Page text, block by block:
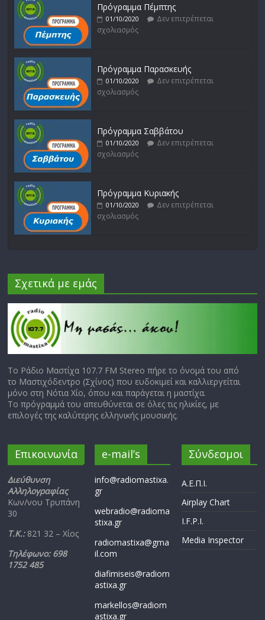
Πρόγραμμα Πέμπτης
01/10/2020
Δεν επιτρέπεται
σχολιασμός
Πρόγραμμα Παρασκευής
01/10/2020
Δεν επιτρέπεται
σχολιασμός
Πρόγραμμα Σαββάτου
01/10/2020
Δεν επιτρέπεται
σχολιασμός
Πρόγραμμα Κυριακής
01/10/2020
Δεν επιτρέπεται
σχολιασμός
Σχετικά με εμάς
Το Ράδιο Μαστίχα 107.7 FM Stereo πήρε το όνομά του από
το Μαστιχόδεντρο (Σχίνος) που ευδοκιμεί και καλλιεργείται
μόνο στη Νότια Χίο, όπου και παράγεται η μαστίχα.
Το πρόγραμμά του απευθύνεται σε όλες τις ηλικίες, με
επιλογές της καλύτερης ελληνικής μουσικής.
Επικοινωνία
Διεύθυνση
Αλληλογραφίας
Κων/νου Τρυπάνη
30
Τ.Κ.: 821 32 – Χίος
Τηλέφωνο: 698
1752 485
e-mail’s
info@radiomastixa.
gr
webradio@radioma
stixa.gr
radiomastixa@gma
il.com
diafimiseis@radiom
astixa.gr
markellos@radiom
astixa.gr
Σύνδεσμοι
Α.Ε.Π.Ι.
Airplay Chart
I.F.P.I.
Media Inspector